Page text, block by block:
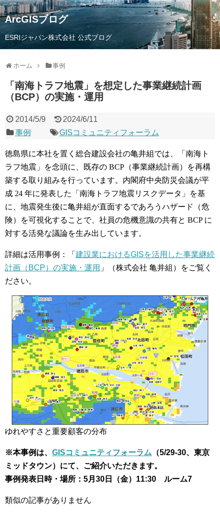
ArcGISブログ
ESRIジャパン株式会社 公式ブログ
ホーム 事例
「南海トラフ地震」を想定した事業継続計画
（BCP）の実施・運用
2014/5/9
2024/6/11
事例
GISコミュニティフォーラム
徳島県に本社を置く総合建設会社の亀井組では、「南海ト
ラフ地震」を念頭に、既存の BCP（事業継続計画）を再構
築する取り組みを行っています。内閣府中央防災会議が平
成 24 年に発表した「南海トラフ地震リスクデータ」を基
に、地震発生後に亀井組が直面するであろうハザード（危
険）を可視化することで、社員の危機意識の共有と BCP に
対する活発な議論を生み出しています。
詳細は活用事例：「 建設業におけるGISを活用した事業継続
計画（BCP）の実施・運用 」（株式会社 亀井組）をご覧く
ださい。
ゆれやすさと重要顧客の分布
※本事例は、 GISコミュニティフォーラム （5/29-30、東京
ミッドタウン）にて、ご紹介いただきます。
事例発表日時・場所：5月30日（金）11:30 ルーム7
類似の記事がありません